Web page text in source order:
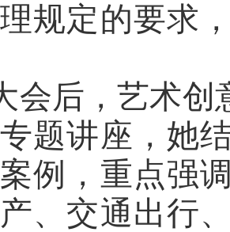
规定的要求
会后，艺术创
题讲座，她
例，重点强
、交通出行